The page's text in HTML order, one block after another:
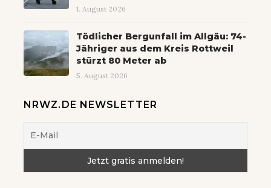
1. August 2026
Tödlicher Bergunfall im Allgäu: 74-
Jähriger aus dem Kreis Rottweil
stürzt 80 Meter ab
5. August 2026
NRWZ.DE NEWSLETTER